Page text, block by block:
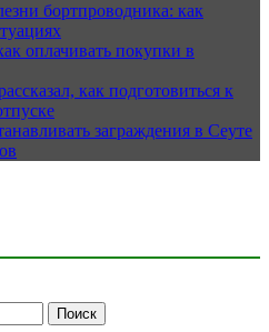
бортпроводника: как
оплачивать покупки в
как подготовиться к
заграждения в Сеуте